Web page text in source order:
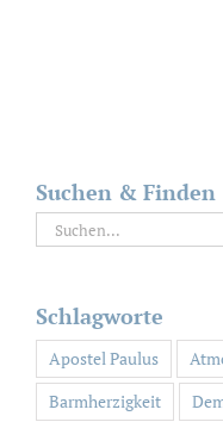
Suchen & Finden
Suche
nach:
Schlagworte
Apostel Paulus
Barmherzigkeit